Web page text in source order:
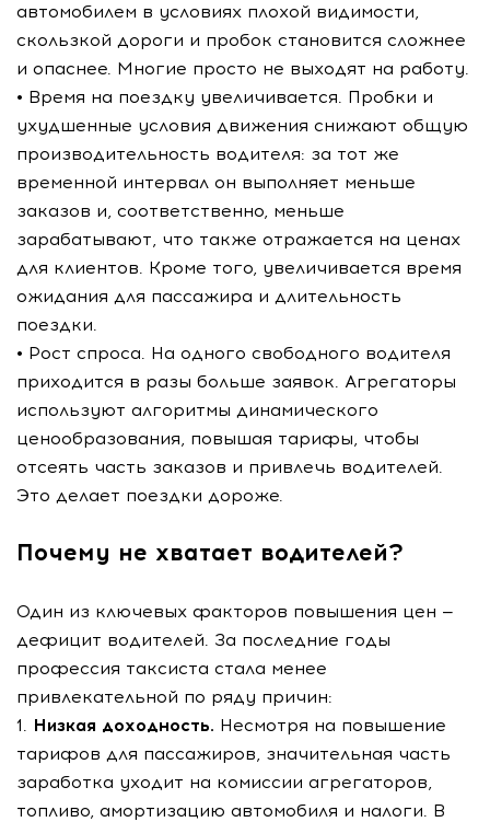
автомобилем в условиях плохой видимости,
скользкой дороги и пробок становится сложнее
и опаснее. Многие просто не выходят на работу.
• Время на поездку увеличивается. Пробки и
ухудшенные условия движения снижают общую
производительность водителя: за тот же
временной интервал он выполняет меньше
заказов и, соответственно, меньше
зарабатывают, что также отражается на ценах
для клиентов. Кроме того, увеличивается время
ожидания для пассажира и длительность
поездки.
• Рост спроса. На одного свободного водителя
приходится в разы больше заявок. Агрегаторы
используют алгоритмы динамического
ценообразования, повышая тарифы, чтобы
отсеять часть заказов и привлечь водителей.
Это делает поездки дороже.
Почему не хватает водителей?
Один из ключевых факторов повышения цен —
дефицит водителей. За последние годы
профессия таксиста стала менее
привлекательной по ряду причин:
1. Низкая доходность. Несмотря на повышение
тарифов для пассажиров, значительная часть
заработка уходит на комиссии агрегаторов,
топливо, амортизацию автомобиля и налоги. В